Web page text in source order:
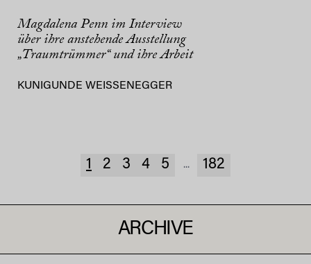
Magdalena Penn im Interview
über ihre anstehende Ausstellung
„Traumtrümmer“ und ihre Arbeit
KUNIGUNDE WEISSENEGGER
1 2 3 4 5 ... 182
ARCHIVE